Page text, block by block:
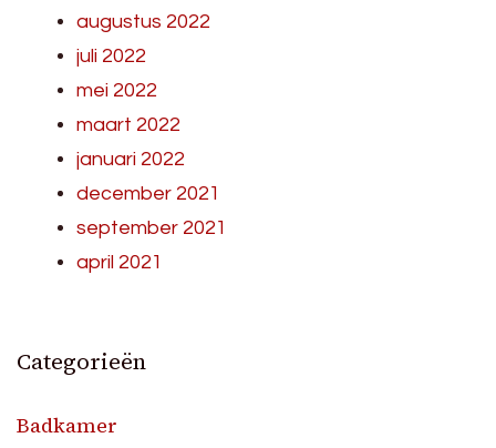
augustus 2022
juli 2022
mei 2022
maart 2022
januari 2022
december 2021
september 2021
april 2021
Categorieën
Badkamer